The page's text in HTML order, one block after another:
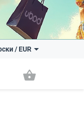
/ EUR
shopping_basket